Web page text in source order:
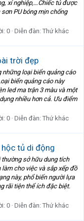
xí nghiệp,…Chiếc tủ được
PU bóng mịn chống
0 Diễn đàn: Thứ khác
trời đẹp
những loại biển quảng cáo
biển quảng cáo này
led ma trận 3 màu và một
nhiều hơn cả. Ưu điểm
0 Diễn đàn: Thứ khác
tủ di động
sở hữu dung tích
cho việc và sắp xếp đồ
này, phổ biến người lựa
rãi tiện thể ích đặc biệt.
0 Diễn đàn: Thứ khác